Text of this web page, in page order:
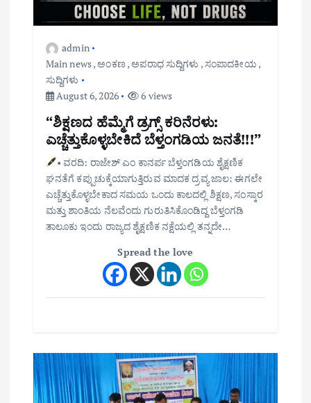
admin
Main news,ಅಂಕಣ ,ಅಪರಾಧ ಸುದ್ದಿಗಳು ,ಸಂಪಾದಕೀಯ ,
ಸುದ್ದಿಗಳು
August 6, 2026
6 views
“ಶಿಕ್ಷಣದ ಹೆಮ್ಮೆಗೆ ಡ್ರಗ್ಸ್ ಕರಿನೆರಳು:
ಎಚ್ಚೆತ್ತುಕೊಳ್ಳಬೇಕಿದೆ ಬೆಳ್ತಂಗಡಿಯ ಜನತೆ!!!”
• ವರದಿ: ರಾಜೇಶ್ ಎಂ ಕಾನರ್ಪ ಬೆಳ್ತಂಗಡಿಯ ಶೈಕ್ಷಣಿಕ
ಘನತೆಗೆ ಕಪ್ಪುಚುಕ್ಕೆಯಾಗುತ್ತಿರುವ ಮಾದಕ ದ್ರವ್ಯ ಜಾಲ: ಈಗಲೇ
ಎಚ್ಚೆತ್ತುಕೊಳ್ಳಬೇಕಾದ ಸಮಯ ಒಂದು ಕಾಲದಲ್ಲಿ ಶಿಕ್ಷಣ, ಸಂಸ್ಕಾರ
ಮತ್ತು ಶಾಂತಿಯ ನೆಲವೆಂದು ಗುರುತಿಸಿಕೊಂಡಿದ್ದ ಬೆಳ್ತಂಗಡಿ
ತಾಲೂಕು ಇಂದು ರಾಜ್ಯದ ಶೈಕ್ಷಣಿಕ ನಕ್ಷೆಯಲ್ಲಿ ತನ್ನದೇ…
Spread the love